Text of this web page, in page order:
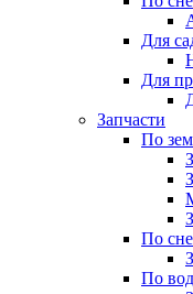
Для
Для
Запчасти
По
По
По